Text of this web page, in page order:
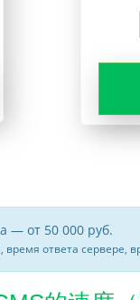
— от 50 000 руб.
время ответа сервере,